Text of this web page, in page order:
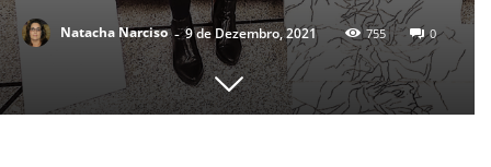
Natacha Narciso - 9 de Dezembro, 2021 755 0